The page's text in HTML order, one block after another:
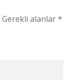
Gerekli alanlar*